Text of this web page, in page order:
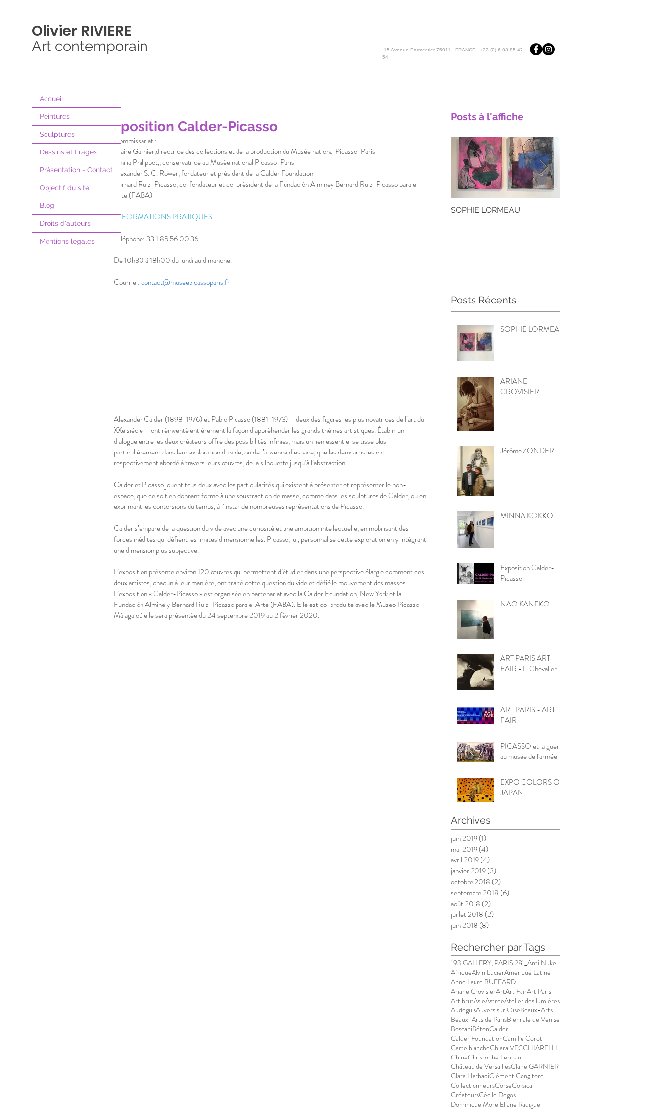
Accueil
Peintures
Sculptures
Dessins et tirages
Présentation - Contact
Objectif du site
Blog
Droits d'auteurs
Mentions légales
Olivier RIVIERE
Art contemporain
15 Avenue Parmentier 75011 - FRANCE - +33 (0) 6 03 85 47
54
Exposition Calder-Picasso
Commissariat :
Claire Garnier,directrice des collections et de la production du Musée national Picasso-Paris
Emilia Philippot,, conservatrice au Musée national Picasso-Paris
Alexander S. C. Rower, fondateur et président de la Calder Foundation
Bernard Ruiz-Picasso, co-fondateur et co-président de la Fundación Alminey Bernard Ruiz-Picasso para el
Arte (FABA)
INFORMATIONS PRATIQUES
Téléphone: 33 1 85 56 00 36.
De 10h30 à 18h00 du lundi au dimanche.
Courriel: contact@museepicassoparis.fr
Alexander Calder (1898-1976) et Pablo Picasso (1881-1973) – deux des figures les plus novatrices de l’art du
XXe siècle – ont réinventé entièrement la façon d’appréhender les grands thèmes artistiques. Établir un
dialogue entre les deux créateurs offre des possibilités infinies, mais un lien essentiel se tisse plus
particulièrement dans leur exploration du vide, ou de l’absence d’espace, que les deux artistes ont
respectivement abordé à travers leurs œuvres, de la silhouette jusqu’à l’abstraction.
Calder et Picasso jouent tous deux avec les particularités qui existent à présenter et représenter le non-
espace, que ce soit en donnant forme à une soustraction de masse, comme dans les sculptures de Calder, ou en
exprimant les contorsions du temps, à l’instar de nombreuses représentations de Picasso.
Calder s’empare de la question du vide avec une curiosité et une ambition intellectuelle, en mobilisant des
forces inédites qui défient les limites dimensionnelles. Picasso, lui, personnalise cette exploration en y intégrant
une dimension plus subjective.
L’exposition présente environ 120 œuvres qui permettent d’étudier dans une perspective élargie comment ces
deux artistes, chacun à leur manière, ont traité cette question du vide et défié le mouvement des masses.
L’exposition « Calder-Picasso » est organisée en partenariat avec la Calder Foundation, New York et la
Fundación Almine y Bernard Ruiz-Picasso para el Arte (FABA). Elle est co-produite avec le Museo Picasso
Málaga où elle sera présentée du 24 septembre 2019 au 2 février 2020.
Posts à l'affiche
SOPHIE LORMEAU
Posts Récents
SOPHIE LORMEAU
ARIANE
CROVISIER
Jérôme ZONDER
MINNA KOKKO
Exposition Calder-
Picasso
NAO KANEKO
ART PARIS ART
FAIR - Li Chevalier
ART PARIS - ART
FAIR
PICASSO et la guerre
au musée de l'armée
EXPO COLORS OF
JAPAN
Archives
juin 2019(1)
mai 2019(4)
avril 2019(4)
janvier 2019(3)
octobre 2018 (2)
septembre 2018 (6)
août 2018 (2)
juillet 2018 (2)
juin 2018 (8)
Rechercher par Tags
193 GALLERY, PARIS.281_Anti Nuke
AfriqueAlvin LucierAmerique Latine
Anne Laure BUFFARD
Ariane CrovisierArtArt FairArt Paris
Art brutAsieAstreeAtelier des lumières
AudeguisAuvers sur OiseBeaux-Arts
Beaux-Arts de ParisBiennale de Venise
BoscaniBétonCalder
Calder FoundationCamille Corot
Carte blancheChiara VECCHIARELLI
ChineChristophe Leribault
Château de VersaillesClaire GARNIER
Clara HarbadiClément Congitore
CollectionneursCorseCorsica
CréateursCécile Degos
Dominique MorelEliane Radigue